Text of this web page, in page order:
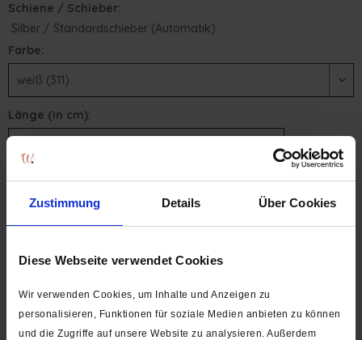
Zustimmung Details Über Cookies
Diese Webseite verwendet Cookies
Wir verwenden Cookies, um Inhalte und Anzeigen zu
personalisieren, Funktionen für soziale Medien anbieten zu können
und die Zugriffe auf unsere Website zu analysieren. Außerdem
Schiene / Schieber:
Silber / Standardschieber (Automatik)
Farbe:
Länge (in cm):
In den Warenkorb
SCHNELLAUSWAHL:
Silber / Standardschieber (Automatik)